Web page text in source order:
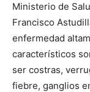
Ministerio de
Francisco
enfermedad
característicos
ser costras,
fiebre, ganglios